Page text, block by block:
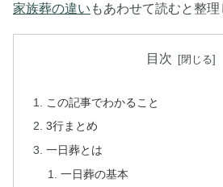
家族葬の違い もあわせて読むと整理
目次
この記事でわかること
3行まとめ
一日葬とは
一日葬の基本